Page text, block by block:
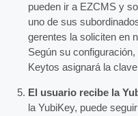
pueden ir a EZCMS y
uno de sus
gerentes la soliciten en
Según su
Keytos asignará la
El usuario recibe la
la YubiKey, puede